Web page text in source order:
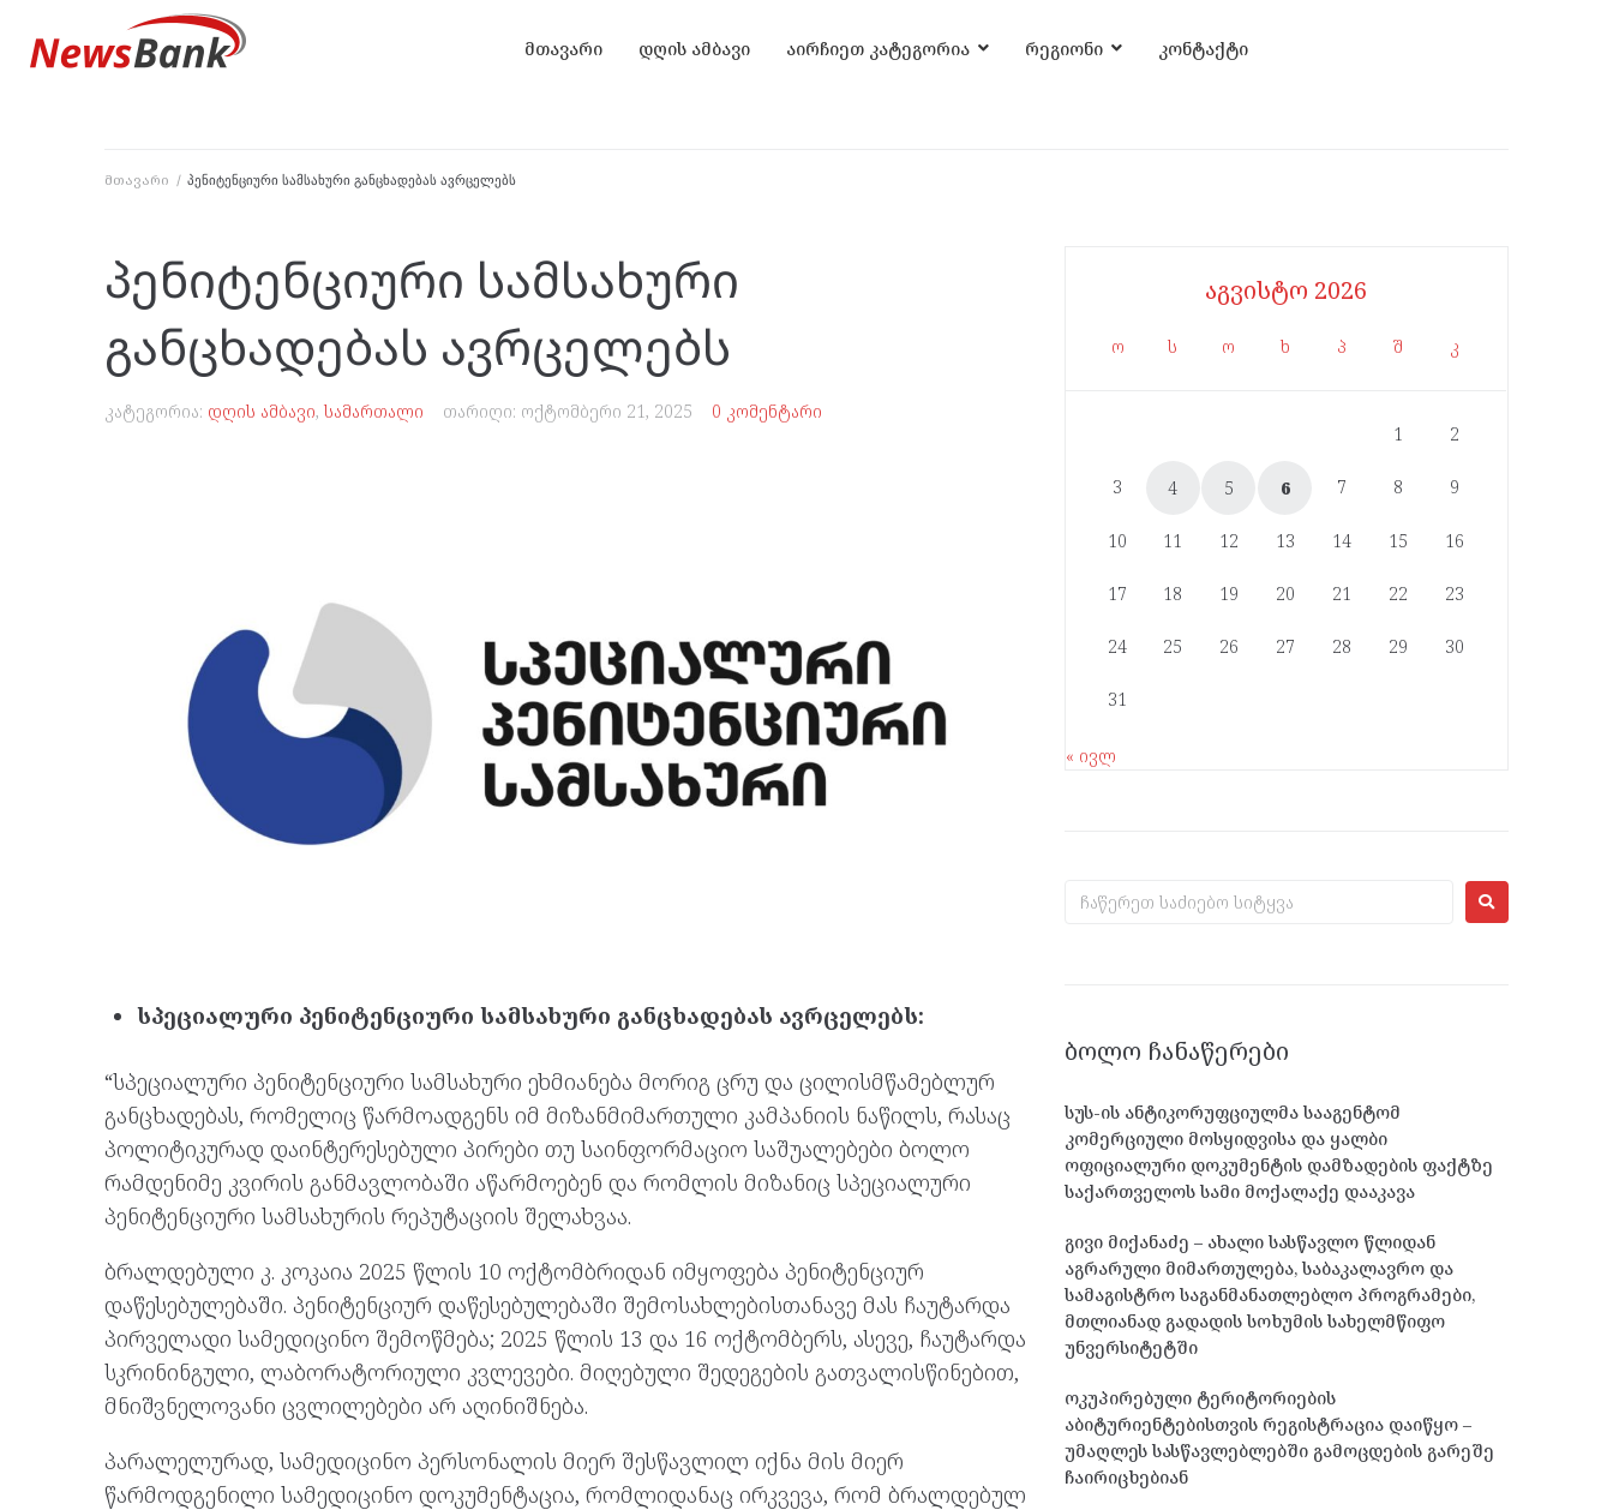
მთავარი დღის ამბავი აირჩიეთ კატეგორია რეგიონი კონტაქტი
მთავარი / პენიტენციური სამსახური განცხადებას ავრცელებს
პენიტენციური სამსახური
განცხადებას ავრცელებს
კატეგორია: დღის ამბავი, სამართალი თარიღი: ოქტომბერი 21, 2025 0 კომენტარი
სპეციალური პენიტენციური სამსახური განცხადებას ავრცელებს:
“სპეციალური პენიტენციური სამსახური ეხმიანება მორიგ ცრუ და ცილისმწამებლურ
განცხადებას, რომელიც წარმოადგენს იმ მიზანმიმართული კამპანიის ნაწილს, რასაც
პოლიტიკურად დაინტერესებული პირები თუ საინფორმაციო საშუალებები ბოლო
რამდენიმე კვირის განმავლობაში აწარმოებენ და რომლის მიზანიც სპეციალური
პენიტენციური სამსახურის რეპუტაციის შელახვაა.
ბრალდებული კ. კოკაია 2025 წლის 10 ოქტომბრიდან იმყოფება პენიტენციურ
დაწესებულებაში. პენიტენციურ დაწესებულებაში შემოსახლებისთანავე მას ჩაუტარდა
პირველადი სამედიცინო შემოწმება; 2025 წლის 13 და 16 ოქტომბერს, ასევე, ჩაუტარდა
სკრინინგული, ლაბორატორიული კვლევები. მიღებული შედეგების გათვალისწინებით,
მნიშვნელოვანი ცვლილებები არ აღინიშნება.
პარალელურად, სამედიცინო პერსონალის მიერ შესწავლილ იქნა მის მიერ
წარმოდგენილი სამედიცინო დოკუმენტაცია, რომლიდანაც ირკვევა, რომ ბრალდებულ
აგვისტო 2026
ო ს ო ხ პ შ კ
1 2
3 4 5 6 7 8 9
10 11 12 13 14 15 16
17 18 19 20 21 22 23
24 25 26 27 28 29 30
31
« ივლ
ᲑᲝᲚᲝ ᲩᲐᲜᲐᲬᲔᲠᲔᲑᲘ
სუს-ის ანტიკორუფციულმა სააგენტომ
კომერციული მოსყიდვისა და ყალბი
ოფიციალური დოკუმენტის დამზადების ფაქტზე
საქართველოს სამი მოქალაქე დააკავა
გივი მიქანაძე – ახალი სასწავლო წლიდან
აგრარული მიმართულება, საბაკალავრო და
სამაგისტრო საგანმანათლებლო პროგრამები,
მთლიანად გადადის სოხუმის სახელმწიფო
უნვერსიტეტში
ოკუპირებული ტერიტორიების
აბიტურიენტებისთვის რეგისტრაცია დაიწყო –
უმაღლეს სასწავლებლებში გამოცდების გარეშე
ჩაირიცხებიან